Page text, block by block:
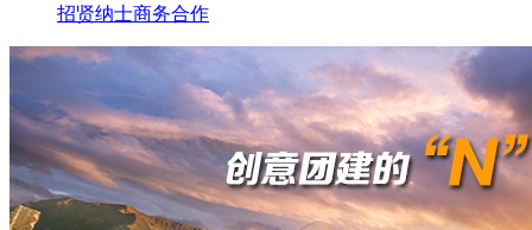
招贤纳士商务合作